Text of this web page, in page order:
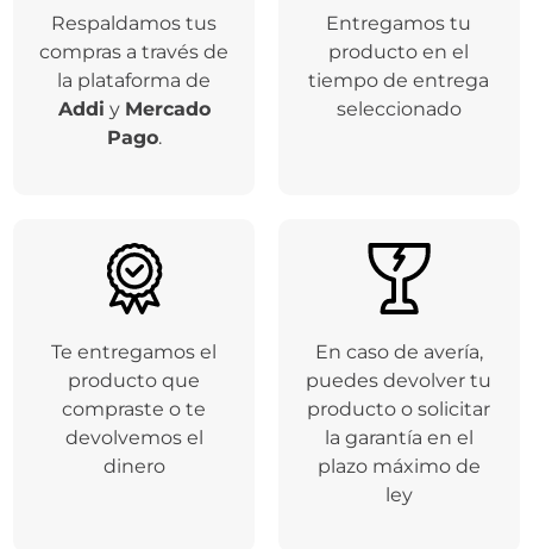
Respaldamos tus
compras a través de
la plataforma de
Addi y Mercado
Pago.
Entregamos tu
producto en el
tiempo de entrega
seleccionado
Te entregamos el
producto que
compraste o te
devolvemos el
dinero
En caso de avería,
puedes devolver tu
producto o solicitar
la garantía en el
plazo máximo de
ley